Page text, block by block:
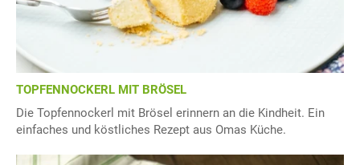
TOPFENNOCKERL MIT BRÖSEL
Die Topfennockerl mit Brösel erinnern an die Kindheit. Ein
einfaches und köstliches Rezept aus Omas Küche.